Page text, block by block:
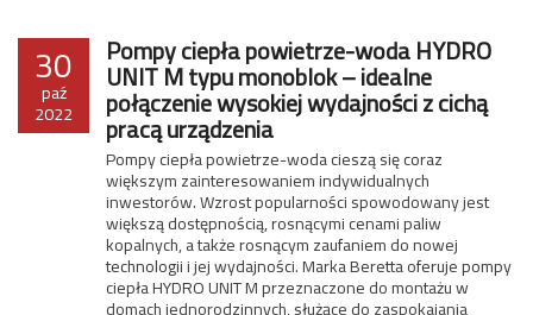
30
paź
2022
Pompy ciepła powietrze-woda HYDRO
UNIT M typu monoblok – idealne
połączenie wysokiej wydajności z cichą
pracą urządzenia
Pompy ciepła powietrze-woda cieszą się coraz
większym zainteresowaniem indywidualnych
inwestorów. Wzrost popularności spowodowany jest
większą dostępnością, rosnącymi cenami paliw
kopalnych, a także rosnącym zaufaniem do nowej
technologii i jej wydajności. Marka Beretta oferuje pompy
ciepła HYDRO UNIT M przeznaczone do montażu w